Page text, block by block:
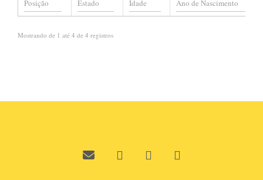
Mostrando de 1 até 4 de 4 registros